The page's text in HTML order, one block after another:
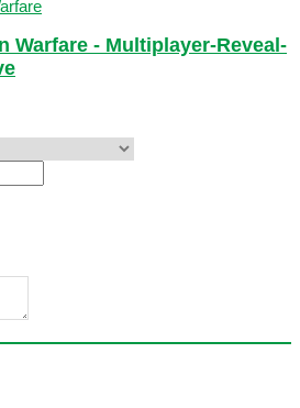
Warfare - Multiplayer-Reveal-